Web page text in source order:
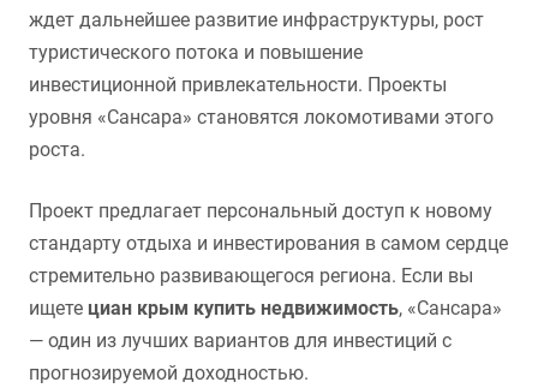
ждет дальнейшее развитие инфраструктуры, рост
туристического потока и повышение
инвестиционной привлекательности. Проекты
уровня «Сансара» становятся локомотивами этого
роста.
Проект предлагает персональный доступ к новому
стандарту отдыха и инвестирования в самом сердце
стремительно развивающегося региона. Если вы
ищете циан крым купить недвижимость, «Сансара»
— один из лучших вариантов для инвестиций с
прогнозируемой доходностью.